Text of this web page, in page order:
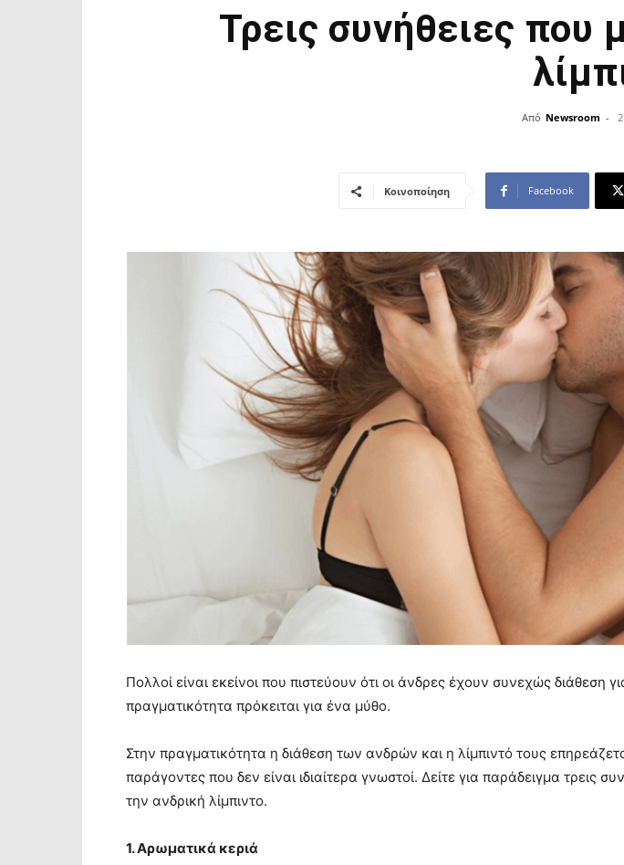
Τρεις συνήθειες που
Από Newsroom -
Κοινοποίηση Facebook
Πολλοί είναι εκείνοι που πιστεύουν ότι οι άνδρες έχουν συνεχώς διάθεση
πραγματικότητα πρόκειται για ένα μύθο.
Στην πραγματικότητα η διάθεση των ανδρών και η λίμπιντό τους
παράγοντες που δεν είναι ιδιαίτερα γνωστοί. Δείτε για παράδειγμα τρεις
την ανδρική λίμπιντο.
1. Αρωματικά κεριά